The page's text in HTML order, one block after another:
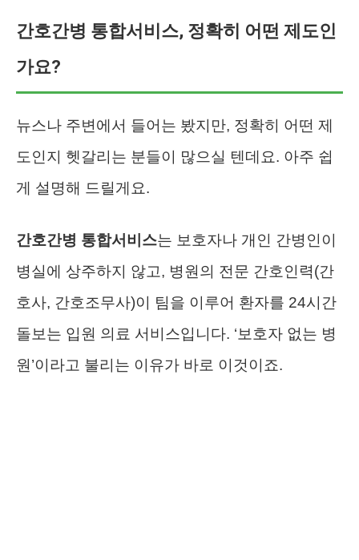
간호간병 통합서비스, 정확히 어떤 제도인
가요?
뉴스나 주변에서 들어는 봤지만, 정확히 어떤 제
도인지 헷갈리는 분들이 많으실 텐데요. 아주 쉽
게 설명해 드릴게요.
간호간병 통합서비스는 보호자나 개인 간병인이
병실에 상주하지 않고, 병원의 전문 간호인력(간
호사, 간호조무사)이 팀을 이루어 환자를 24시간
돌보는 입원 의료 서비스입니다. ‘보호자 없는 병
원’이라고 불리는 이유가 바로 이것이죠.